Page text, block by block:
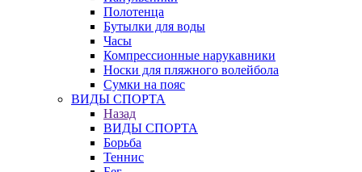
Полотенца
Бутылки для воды
Часы
Компрессионные нарукавники
Носки для пляжного волейбола
Сумки на пояс
ВИДЫ СПОРТА
Назад
ВИДЫ СПОРТА
Борьба
Теннис